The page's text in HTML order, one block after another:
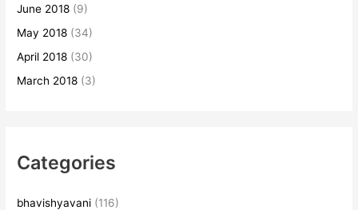
June 2018 (9)
May 2018 (34)
April 2018 (30)
March 2018 (3)
Categories
bhavishyavani (116)